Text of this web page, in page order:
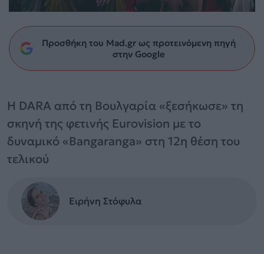
Προσθήκη του Mad.gr ως προτεινόμενη πηγή
στην Google
Η DARA από τη Βουλγαρία «ξεσήκωσε» τη
σκηνή της φετινής Eurovision με το
δυναμικό «Bangaranga» στη 12η θέση του
τελικού
Ειρήνη Στόφυλα